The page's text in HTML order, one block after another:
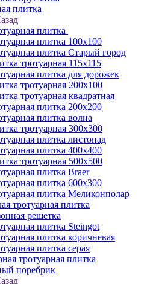
плитка
плитка
плитка 100x100
плитка Старый город
тротуарная 115x115
плитка для дорожек
тротуарная 200х100
тротуарная квадратная
плитка 200х200
плитка волна
тротуарная 300х300
плитка листопад
плитка 400х400
тротуарная 500x500
плитка Braer
плитка 600х300
плитка Меликонполар
тротуарная плитка
решетка
плитка Steingot
плитка коричневая
плитка серая
тротуарная плитка
поребрик